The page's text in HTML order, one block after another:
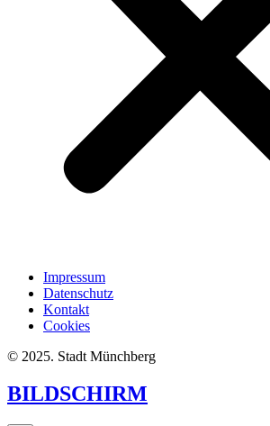
Impressum
Datenschutz
Kontakt
Cookies
© 2025. Stadt Münchberg
BILDSCHIRM